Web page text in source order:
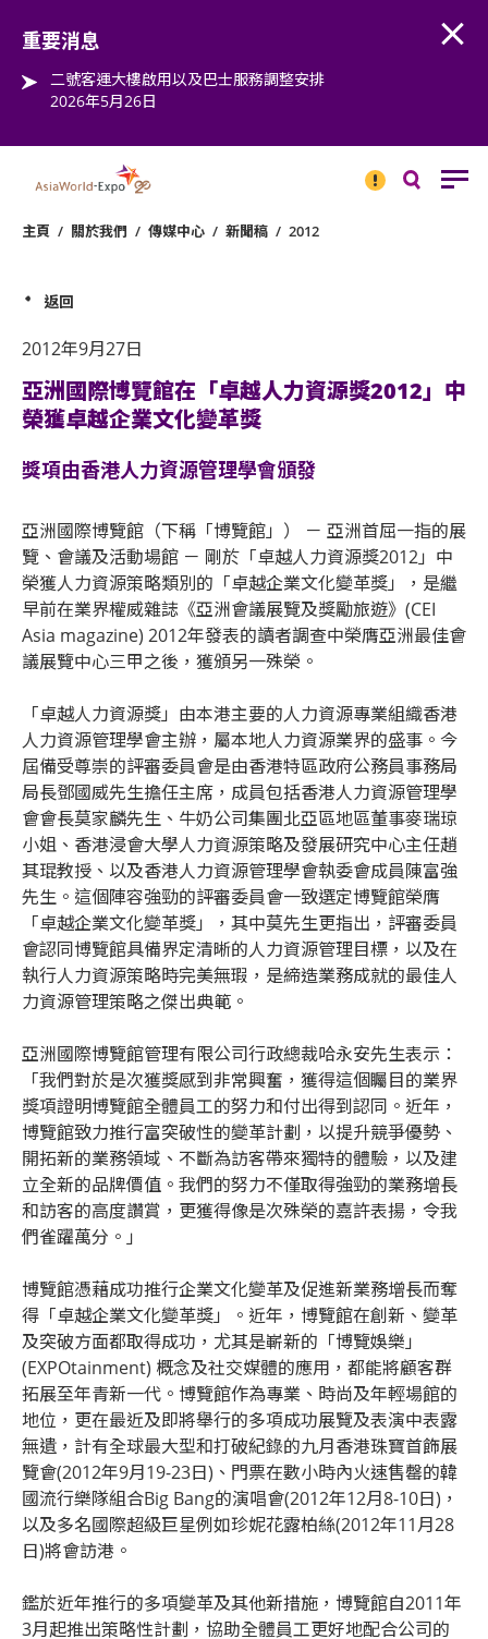
重要消息
二號客運大樓啟用以及巴士服務調整安排
2026年5月26日
消息
主頁 / 關於我們 / 傳媒中心 / 新聞稿 / 2012
返回
2012年9月27日
亞洲國際博覽館在「卓越人力資源獎2012」中
榮獲卓越企業文化變革獎
獎項由香港人力資源管理學會頒發
亞洲國際博覽館（下稱「博覽館」） － 亞洲首屈一指的展
覽、會議及活動場館 － 剛於「卓越人力資源獎2012」中
榮獲人力資源策略類別的「卓越企業文化變革獎」，是繼
早前在業界權威雜誌《亞洲會議展覽及獎勵旅遊》(CEI
Asia magazine) 2012年發表的讀者調查中榮膺亞洲最佳會
議展覽中心三甲之後，獲頒另一殊榮。
「卓越人力資源獎」由本港主要的人力資源專業組織香港
人力資源管理學會主辦，屬本地人力資源業界的盛事。今
屆備受尊崇的評審委員會是由香港特區政府公務員事務局
局長鄧國威先生擔任主席，成員包括香港人力資源管理學
會會長莫家麟先生、牛奶公司集團北亞區地區董事麥瑞琼
小姐、香港浸會大學人力資源策略及發展研究中心主任趙
其琨教授、以及香港人力資源管理學會執委會成員陳富強
先生。這個陣容強勁的評審委員會一致選定博覽館榮膺
「卓越企業文化變革獎」，其中莫先生更指出，評審委員
會認同博覽館具備界定清晰的人力資源管理目標，以及在
執行人力資源策略時完美無瑕，是締造業務成就的最佳人
力資源管理策略之傑出典範。
亞洲國際博覽館管理有限公司行政總裁哈永安先生表示：
「我們對於是次獲獎感到非常興奮，獲得這個矚目的業界
獎項證明博覽館全體員工的努力和付出得到認同。近年，
博覽館致力推行富突破性的變革計劃，以提升競爭優勢、
開拓新的業務領域、不斷為訪客帶來獨特的體驗，以及建
立全新的品牌價值。我們的努力不僅取得強勁的業務增長
和訪客的高度讚賞，更獲得像是次殊榮的嘉許表揚，令我
們雀躍萬分。」
博覽館憑藉成功推行企業文化變革及促進新業務增長而奪
得「卓越企業文化變革獎」。近年，博覽館在創新、變革
及突破方面都取得成功，尤其是嶄新的「博覽娛樂」
(EXPOtainment) 概念及社交媒體的應用，都能將顧客群
拓展至年青新一代。博覽館作為專業、時尚及年輕場館的
地位，更在最近及即將舉行的多項成功展覽及表演中表露
無遺，計有全球最大型和打破紀錄的九月香港珠寶首飾展
覽會(2012年9月19-23日)、門票在數小時內火速售罄的韓
國流行樂隊組合Big Bang的演唱會(2012年12月8-10日)，
以及多名國際超級巨星例如珍妮花露柏絲(2012年11月28
日)將會訪港。
鑑於近年推行的多項變革及其他新措施，博覽館自2011年
3月起推出策略性計劃，協助全體員工更好地配合公司的